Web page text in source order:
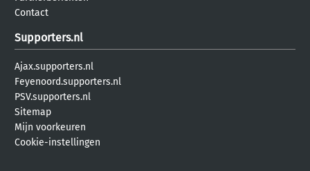
Contact
Supporters.nl
Ajax.supporters.nl
Feyenoord.supporters.nl
PSV.supporters.nl
Sitemap
Mijn voorkeuren
Cookie-instellingen